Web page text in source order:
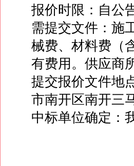
报价时限：自公
需提交文件：施
械费、材料费（
有费用。供应商
提交报价文件地
市南开区南开三
中标单位确定：